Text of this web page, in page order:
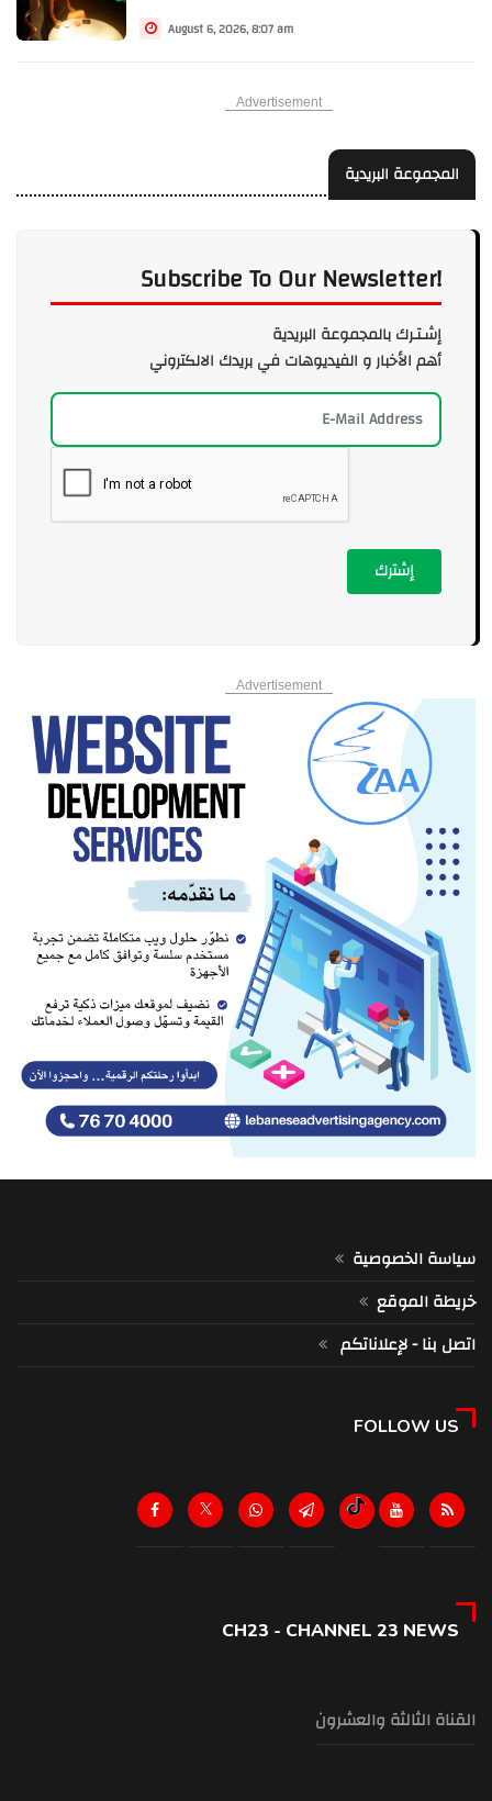
August 6, 2026, 8:07 am
Advertisement
المجموعة البريدية
Subscribe To Our Newsletter!
إشـتـرك بالمجموعة البريدية
أهم الأخبار و الفيديوهات في بريدك الالكتروني
إشترك
Advertisement
سياسة الخصوصية
خريطة الموقع
اتصل بنا - لإعلاناتكم
FOLLOW US
CH23 - CHANNEL 23 NEWS
القناة الثالثة والعشرون